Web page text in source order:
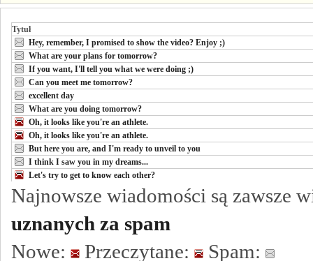
Tytuł
Hey, remember, I promised to show the video? Enjoy ;)
What are your plans for tomorrow?
If you want, I'll tell you what we were doing ;)
Can you meet me tomorrow?
excellent day
What are you doing tomorrow?
Oh, it looks like you're an athlete.
Oh, it looks like you're an athlete.
But here you are, and I'm ready to unveil to you
I think I saw you in my dreams...
Let's try to get to know each other?
Najnowsze wiadomości są zawsze
uznanych za spam
Nowe:
Przeczytane: Spam: